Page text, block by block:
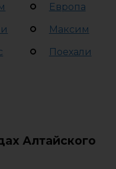
Европа
Максим
Поехали
Алтайского